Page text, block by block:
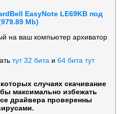
EasyNote LE69KB под
Mb)
на ваш компьютер архиватор
тут 32 бита и 64 бита тут
случаях скачивание
максимально избежать
драйвера проверенны